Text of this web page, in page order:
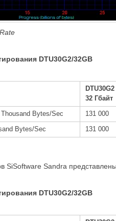
DTU30G2/32GB
DTU30G2
32 Гбайт
Bytes/Sec 131 000
Bytes/Sec 131 000
SiSoftware Sandra
DTU30G2/32GB